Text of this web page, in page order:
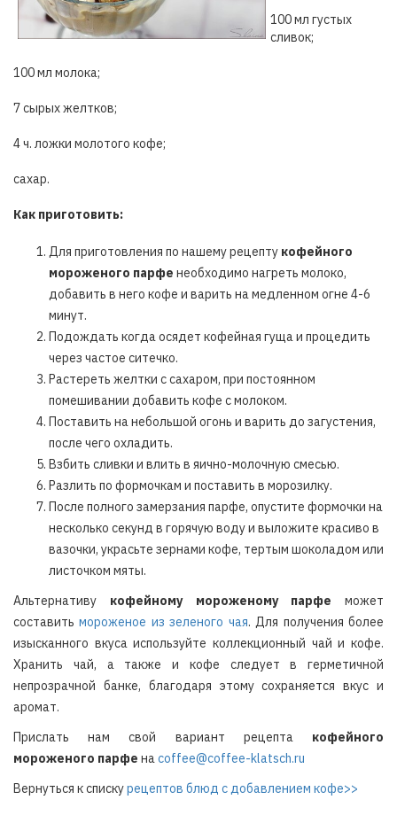
100 мл густых
сливок;
100 мл молока;
7 сырых желтков;
4 ч. ложки молотого кофе;
сахар.
Как приготовить:
Для приготовления по нашему рецепту кофейного
мороженого парфе необходимо нагреть молоко,
добавить в него кофе и варить на медленном огне 4-6
минут.
Подождать когда осядет кофейная гуща и процедить
через частое ситечко.
Растереть желтки с сахаром, при постоянном
помешивании добавить кофе с молоком.
Поставить на небольшой огонь и варить до загустения,
после чего охладить.
Взбить сливки и влить в яично-молочную смесью.
Разлить по формочкам и поставить в морозилку.
После полного замерзания парфе, опустите формочки на
несколько секунд в горячую воду и выложите красиво в
вазочки, украсьте зернами кофе, тертым шоколадом или
листочком мяты.
Альтернативу кофейному мороженому парфе может
составитьмороженое из зеленого чая. Для получения более
изысканного вкуса используйте коллекционный чай и кофе.
Хранить чай, а также и кофе следует в герметичной
непрозрачной банке, благодаря этому сохраняется вкус и
аромат.
Прислать нам свой вариант рецепта кофейного
мороженого парфе наcoffee@coffee-klatsch.ru
Вернуться к спискурецептов блюд с добавлением кофе>>